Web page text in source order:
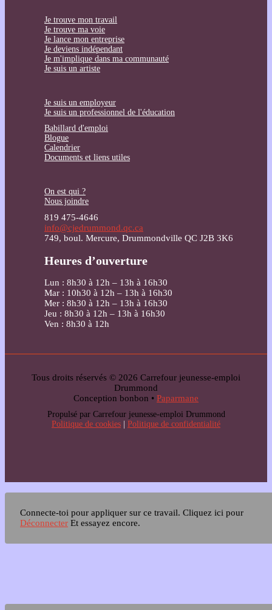
Je trouve mon travail
Je trouve ma voie
Je lance mon entreprise
Je deviens indépendant
Je m'implique dans ma communauté
Je suis un artiste
Je suis un employeur
Je suis un professionnel de l'éducation
Babillard d'emploi
Blogue
Calendrier
Documents et liens utiles
On est qui ?
Nous joindre
819 475-4646
info@cjedrummond.qc.ca
749, boul. Mercure, Drummondville QC J2B 3K6
Heures d’ouverture
Lun : 8h30 à 12h – 13h à 16h30
Mar : 10h30 à 12h – 13h à 16h30
Mer : 8h30 à 12h – 13h à 16h30
Jeu : 8h30 à 12h – 13h à 16h30
Ven : 8h30 à 12h
Tous droits réservés © 2026 Carrefour jeunesse-emploi
Drummond
Conception bonbon • Paparmane
Propulsé par Carrefour jeunesse-emploi Drummond
Politique de cookies
Politique de confidentialité
Connecte-toi pour appliquer sur ce travail. Cliquez ici pour
Déconnecter Et essayez encore.